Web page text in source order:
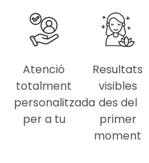
Atenció
totalment
personalitzada
per a tu
Resultats
visibles
des del
primer
moment